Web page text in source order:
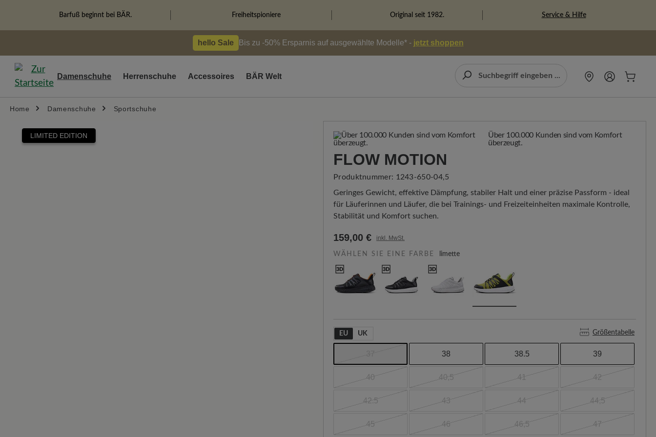
Zur Hauptnavigation springen
Barfuß beginnt bei BÄR. Freiheitspioniere Original seit 1982. Service & Hilfe
hello Sale Bis zu -50% Ersparnis auf ausgewählte Modelle* - jetzt shoppen
Damenschuhe Herrenschuhe Accessoires BÄR Welt
Home Damenschuhe Sportschuhe
LIMITED EDITION
Bildergalerie überspringen
Über 100.000 Kunden sind vom Komfort
überzeugt.
FLOW MOTION
Produktnummer: 1243-650-04,5
Geringes Gewicht, effektive Dämpfung, stabiler Halt und einer präzise Passform - ideal
für Läuferinnen und Läufer, die bei Trainings- und Freizeiteinheiten maximale Kontrolle,
Stabilität und Komfort suchen.
159,00 € inkl. MwSt.
WÄHLEN SIE EINE FARBE limette
EU UK Größentabelle
38 38.5 39
40 40,5 41 42
42.5 43 44 44,5
45 46 46,5 47